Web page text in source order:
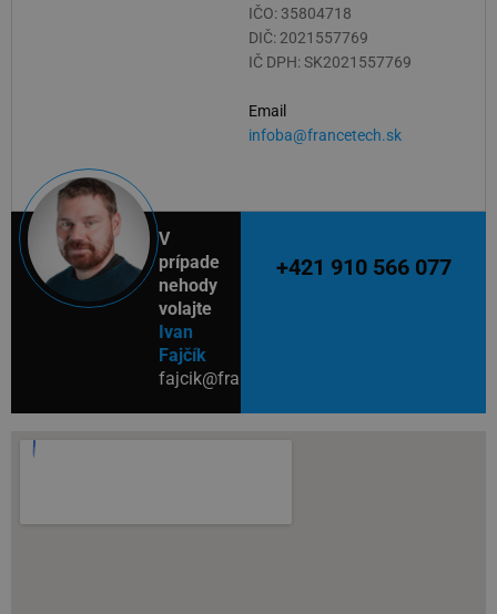
IČO: 35804718
DIČ: 2021557769
IČ DPH: SK2021557769
Email
infoba@francetech.sk
V
prípade
nehody
volajte
Ivan
Fajčík
fajcik@francetech.sk
+421 910 566 077